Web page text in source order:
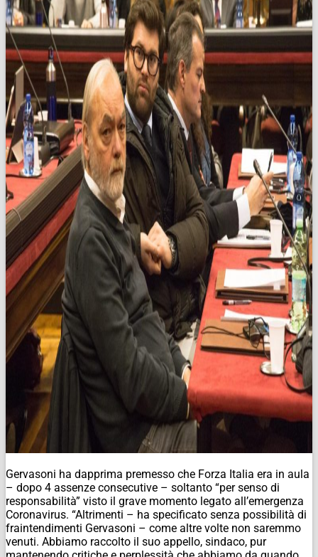
Gervasoni ha dapprima premesso che Forza Italia era in aula
– dopo 4 assenze consecutive – soltanto “per senso di
responsabilità” visto il grave momento legato all’emergenza
Coronavirus. “Altrimenti – ha specificato senza possibilità di
fraintendimenti Gervasoni – come altre volte non saremmo
venuti. Abbiamo raccolto il suo appello, sindaco, pur